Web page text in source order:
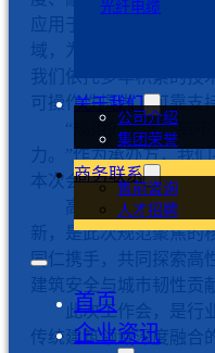
光纤电缆
关于我们
公司介绍
集团荣誉
商务联系
售前咨询
人才招聘
首页
企业资讯
应用于家纺、海洋工程
域，为不同场景提供了
我们依托多年积累的技
可操作性提供了可靠支
“规范的形成，离
力。”作为承办方，我
本次会议增进业界沟通
高延性纤维增强水
新，是此次规范聚焦的
同仁携手，共同探索高
建筑安全与城市韧性贡
此次工作会，是行
传统建筑领域深度融合